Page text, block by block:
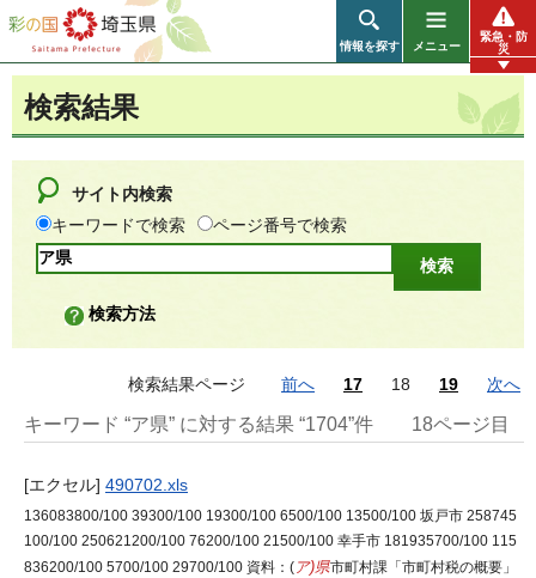
彩の国 埼玉県
情報を探す メニュー
緊急・防
災
検索結果
サイト内検索
キーワードで検索
ページ番号で検索
検索方法
検索結果ページ 前へ 17 18 19 次へ
キーワード “ア県” に対する結果 “1704”件 18ページ目
[エクセル] 490702.xls
136083800/100 39300/100 19300/100 6500/100 13500/100 坂戸市 258745
100/100 250621200/100 76200/100 21500/100 幸手市 181935700/100 115
836200/100 5700/100 29700/100 資料：( ア)県市町村課「市町村税の概要」